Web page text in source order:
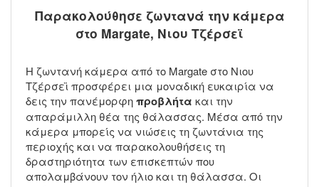
Παρακολούθησε ζωντανά την κάμερα
στο Margate, Νιου Τζέρσεϊ
Η ζωντανή κάμερα από το Margate στο Νιου
Τζέρσεϊ προσφέρει μια μοναδική ευκαιρία να
δεις την πανέμορφηπροβλήτα και την
απαράμιλλη θέα της θάλασσας. Μέσα από την
κάμερα μπορείς να νιώσεις τη ζωντάνια της
περιοχής και να παρακολουθήσεις τη
δραστηριότητα των επισκεπτών που
απολαμβάνουν τον ήλιο και τη θάλασσα. Οι